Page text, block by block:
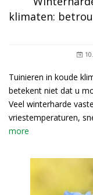
klimaten:
Tuinieren in koude
betekent niet dat u
Veel winterharde
vriestemperaturen,
more